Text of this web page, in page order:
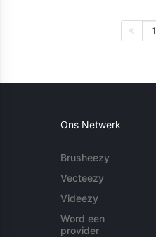
1
Ons Netwerk
Brusheezy
Vecteezy
Videezy
Word een
provider